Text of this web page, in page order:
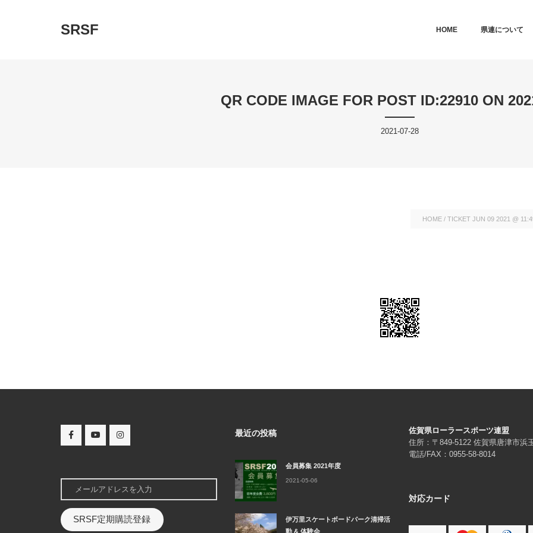
SRSF SKIP TO PRIMARY CONTENT
SKIP TO SECONDARY CONTENT
HOME 県連について
QR CODE IMAGE FOR POST ID:22910 ON
2021-07-28
HOME / TICKET JUN 09 2021 @
SRSF定期購読登録
最近の投稿
会員募集 2021年度
2021-05-06
伊万里スケートボードパーク清掃活
動 & 体験会
佐賀県ローラースポーツ連盟
住所：〒849-5122 佐賀県唐津市浜
電話/FAX：0955-58-8014
対応カード